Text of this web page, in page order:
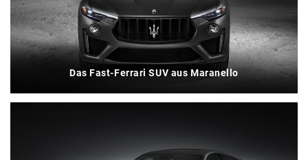
Das Fast-Ferrari SUV aus Maranello